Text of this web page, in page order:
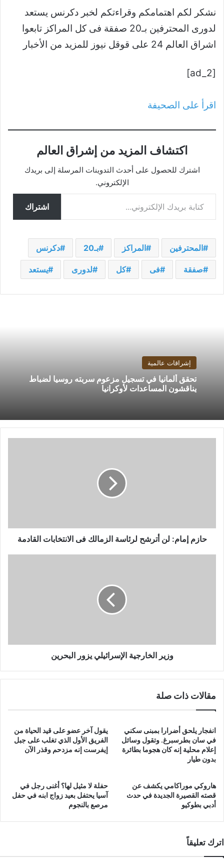
نشكر لكم اهتمامكم وقراءتكم لخبر دكرنس يستعد
لدورى المحترفين بـ20 صفقة فى كل المراكز تابعوا
اشراق العالم 24 على قوقل نيوز للمزيد من الأخبار
[ad_2]
اقرأ على الصحيفة
اكتشاف المزيد من إشراق العالم
اشترك للحصول على أحدث التدوينات المرسلة إلى بريدك
الإلكتروني.
كتابة بريدك الإلكتروني...
اشتراك
المحترفين المراكز بـ20 دكرنس
صفقة فى كل لدورى يستعد
إشراقات عالمية
تحقق ألمانيا في تسجيل مزعوم سربته روسيا لضباط
يناقشون المساعدات لأوكرانيا
القادمة
حازم إمام: لن أترشح لرئاسة الزمالك فى الانتخابات القادمة
وزير الخارجية الإسرائيلي يزور البحرين
مقالات ذات صلة
انفجار يلحق أضرارا بمبنى سكني
في سان بطرسبرغ. وتقول وسائل
إعلام محلية إنه كان هجوما بطائرة
بدون طيار
يقول آخر عضو على قيد الحياة من
الفريق الأول الذي تغلب على جبل
إيفرست إنه مزدحم وقذر الآن
هاروكي موراكامي يكشف عن
قصته القصيرة الجديدة في حدث
أدبي بطوكيو
حفلة لا مثيل لها؟ أغنى رجل في
آسيا يحتفل بعيد زواج ابنه في حفل
مرصع بالنجوم
اترك تعليقاً